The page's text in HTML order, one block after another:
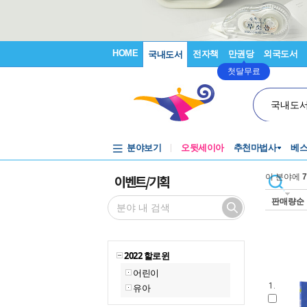
HOME 국내도서 전자책 만권당
첫달무료
외국도서
국내도
분야보기 오뒷세이아 추천마법사 베
이벤트/기획
2022 할로윈
어린이
유아
이 분야에
판매량순
1.